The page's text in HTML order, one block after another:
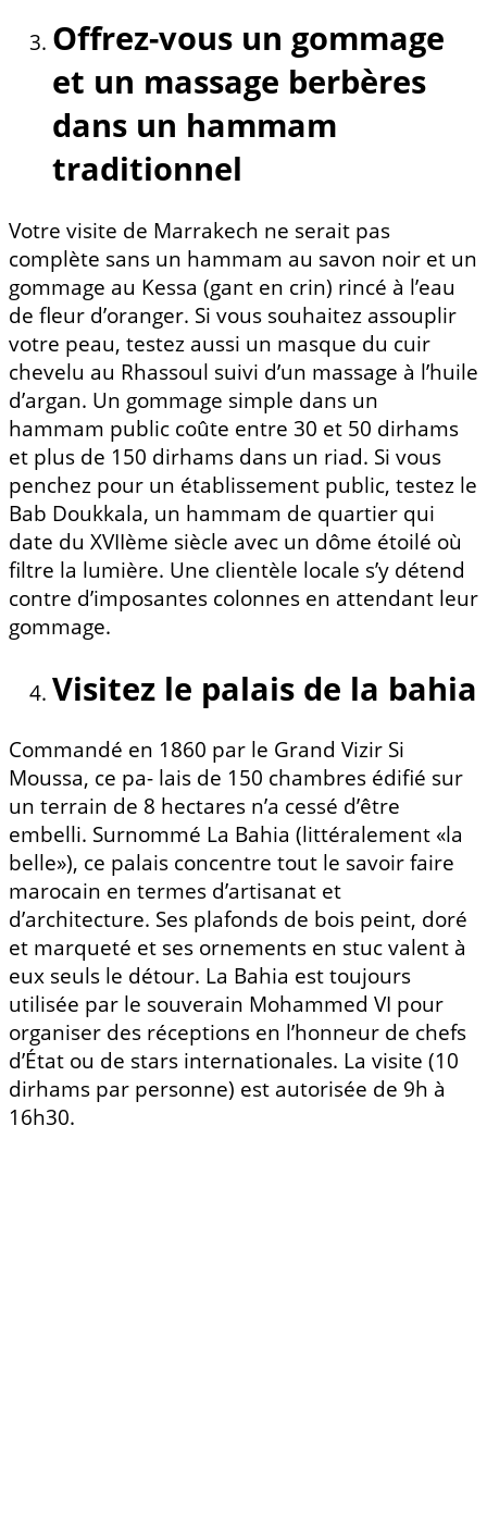
Offrez-vous un gommage
et un massage berbères
dans un hammam
traditionnel
Votre visite de Marrakech ne serait pas
complète sans un hammam au savon noir et un
gommage au Kessa (gant en crin) rincé à l’eau
de fleur d’oranger. Si vous souhaitez assouplir
votre peau, testez aussi un masque du cuir
chevelu au Rhassoul suivi d’un massage à l’huile
d’argan. Un gommage simple dans un
hammam public coûte entre 30 et 50 dirhams
et plus de 150 dirhams dans un riad. Si vous
penchez pour un établissement public, testez le
Bab Doukkala, un hammam de quartier qui
date du XVIIème siècle avec un dôme étoilé où
filtre la lumière. Une clientèle locale s’y détend
contre d’imposantes colonnes en attendant leur
gommage.
Visitez le palais de la bahia
Commandé en 1860 par le Grand Vizir Si
Moussa, ce pa- lais de 150 chambres édifié sur
un terrain de 8 hectares n’a cessé d’être
embelli. Surnommé La Bahia (littéralement «la
belle»), ce palais concentre tout le savoir faire
marocain en termes d’artisanat et
d’architecture. Ses plafonds de bois peint, doré
et marqueté et ses ornements en stuc valent à
eux seuls le détour. La Bahia est toujours
utilisée par le souverain Mohammed VI pour
organiser des réceptions en l’honneur de chefs
d’État ou de stars internationales. La visite (10
dirhams par personne) est autorisée de 9h à
16h30.